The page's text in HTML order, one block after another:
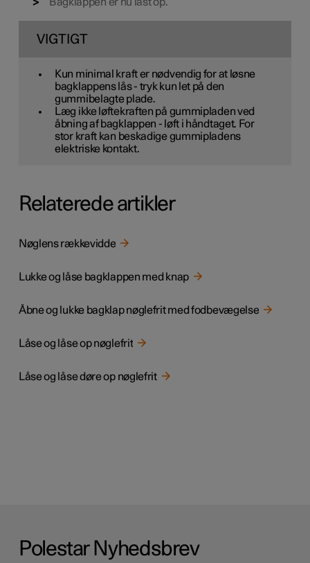
Bagklappen er nu låst op.
VIGTIGT
Kun minimal kraft er nødvendig for at løsne
bagklappens lås - tryk kun let på den
gummibelagte plade.
Læg ikke løftekraften på gummipladen ved
åbning af bagklappen - løft i håndtaget. For
stor kraft kan beskadige gummipladens
elektriske kontakt.
Relaterede artikler
Nøglens rækkevidde
Lukke og låse bagklappen med knap
Åbne og lukke bagklap nøglefrit med fodbevægelse
Låse og låse op nøglefrit
Låse og låse døre op nøglefrit
Polestar Nyhedsbrev